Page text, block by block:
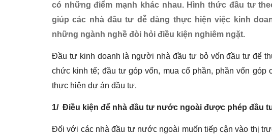
có những điểm mạnh khác nhau. Hình thức đầu tư
giúp các nhà đầu tư dễ dàng thực hiện việc kinh
những ngành nghề đòi hỏi điều kiện nghiêm ngặt.
Đầu tư kinh doanh là người nhà đầu tư bỏ vốn đầu tư để
chức kinh tế; đầu tư góp vốn, mua cổ phần, phần vốn
thực hiện dự án đầu tư.
1/ Điều kiện để nhà đầu tư nước ngoài được phép đầu
Đối với các nhà đầu tư nước ngoài muốn tiếp cận vào thị